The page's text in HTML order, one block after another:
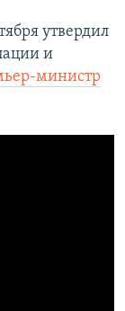
утвердил
и
министр